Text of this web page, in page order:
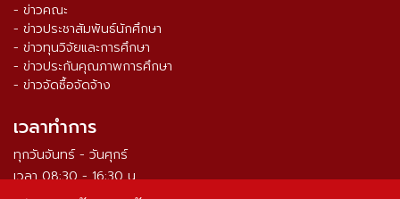
- ข่าวคณะ
- ข่าวประชาสัมพันธ์นักศึกษา
- ข่าวทุนวิจัยและการศึกษา
- ข่าวประกันคุณภาพการศึกษา
- ข่าวจัดซื้อจัดจ้าง
เวลาทำการ
ทุกวันจันทร์ - วันศุกร์
เวลา 08:30 - 16:30 น.